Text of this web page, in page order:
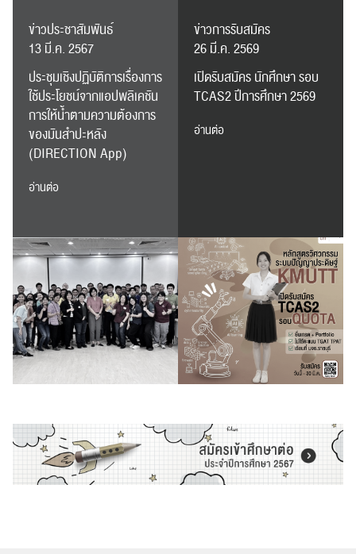
ข่าวประชาสัมพันธ์
13 มี.ค. 2567
ประชุมเชิงปฏิบัติการเรื่องการ
ใช้ประโยชน์จากแอปพลิเคชัน
การให้น้ำตามความต้องการ
ของมันสำปะหลัง
(DIRECTION App)
อ่านต่อ
ข่าวการรับสมัคร
26 มี.ค. 2569
เปิดรับสมัคร นักศึกษา รอบ
TCAS2 ปีการศึกษา 2569
อ่านต่อ